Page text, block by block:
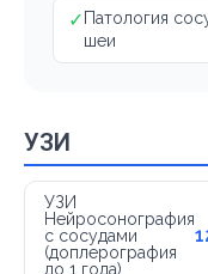
✓ Патология
шеи
УЗИ
УЗИ
Нейросонография
с сосудами
(доплерография
до 1 года)